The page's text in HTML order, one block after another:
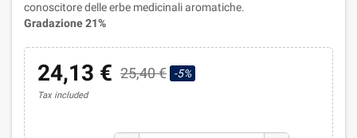
conoscitore delle erbe medicinali aromatiche.
Gradazione 21%
24,13 € 25,40 € -5%
Tax included